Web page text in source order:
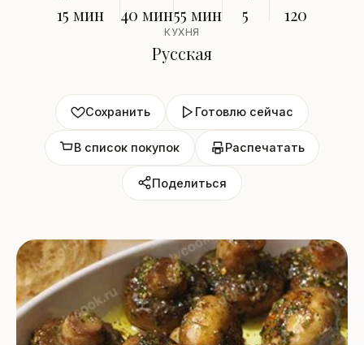
15 мин 40 мин55 мин 5 120
КУХНЯ
Русская
Сохранить Готовлю сейчас
В список покупок Распечатать
Поделиться